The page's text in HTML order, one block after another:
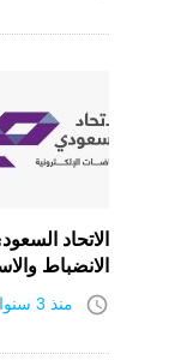
الاتحاد
الانضباط
access_time منذ 3 سنوات